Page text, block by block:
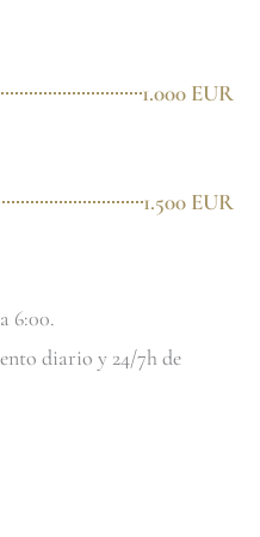
1.000 EUR
1.500 EUR
6:00.
diario y 24/7h de